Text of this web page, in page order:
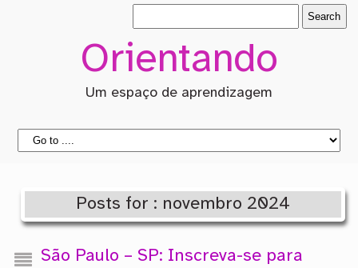
Orientando
Um espaço de aprendizagem
Posts for : novembro 2024
São Paulo – SP: Inscreva-se para